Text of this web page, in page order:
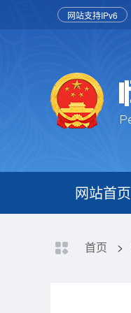
网站支持IPv6
网站首页
首页 >